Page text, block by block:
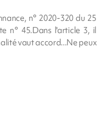
n° 2020-320 du
n° 45.Dans l'article 3,
vaut accord...Ne peux